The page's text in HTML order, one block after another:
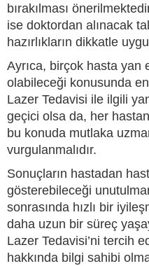
bırakılması
ise doktordan alınacak
hazırlıkların dikkatle
Ayrıca, birçok hasta yan
olabileceği konusunda
Lazer Tedavisi ile ilgili
geçici olsa da, her
bu konuda mutlaka
vurgulanmalıdır.
Sonuçların hastadan
gösterebileceği
sonrasında hızlı bir
daha uzun bir süreç
Lazer Tedavisi’ni tercih
hakkında bilgi sahibi